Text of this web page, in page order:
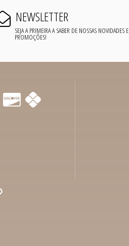
NEWSLETTER
SEJA A PRIMEIRA A SABER DE NOSSAS NOVIDADES E
PROMOÇÕES!